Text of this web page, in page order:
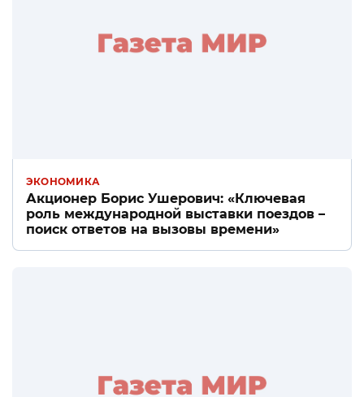
ЭКОНОМИКА
Акционер Борис Ушерович: «Ключевая
роль международной выставки поездов –
поиск ответов на вызовы времени»